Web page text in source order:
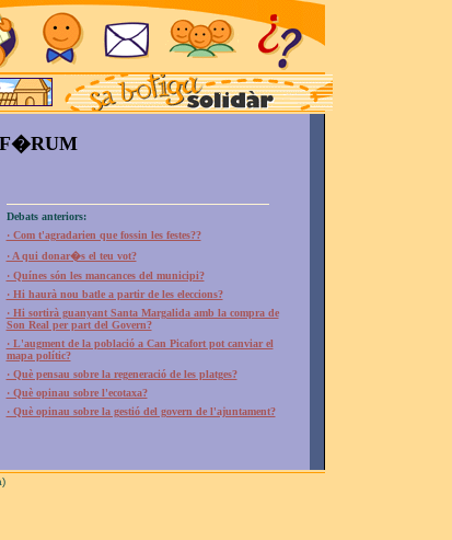
F�RUM
Debats anteriors:
· Com t'agradarien que fossin les festes??
· A qui donar�s el teu vot?
· Quínes són les mancances del municipi?
· Hi haurà nou batle a partir de les eleccions?
· Hi sortirà guanyant Santa Margalida amb la compra de
Son Real per part del Govern?
· L'augment de la població a Can Picafort pot canviar el
mapa polític?
· Què pensau sobre la regeneració de les platges?
· Què opinau sobre l'ecotaxa?
· Què opinau sobre la gestió del govern de l'ajuntament?